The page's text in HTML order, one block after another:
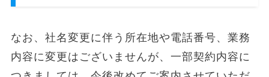
なお、社名変更に伴う所在地や電話番号、業務
内容に変更はございませんが、一部契約内容に